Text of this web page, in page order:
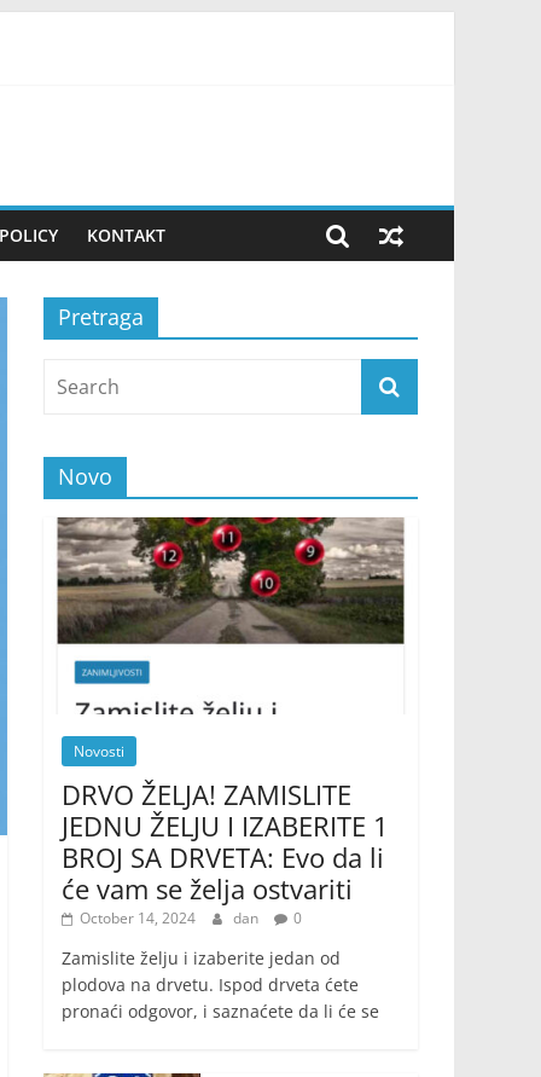
KONTAKT
Pretraga
Novo
Novosti
DRVO ŽELJA! ZAMISLITE
JEDNU ŽELJU I IZABERITE 1
BROJ SA DRVETA: Evo da li
će vam se želja ostvariti
October 14, 2024 dan 0
Zamislite želju i izaberite jedan od
plodova na drvetu. Ispod drveta ćete
pronaći odgovor, i saznaćete da li će se